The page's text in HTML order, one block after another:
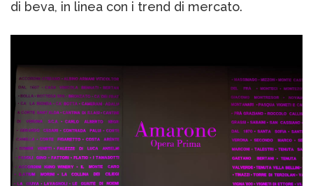
di beva, in linea con i trend di mercato.